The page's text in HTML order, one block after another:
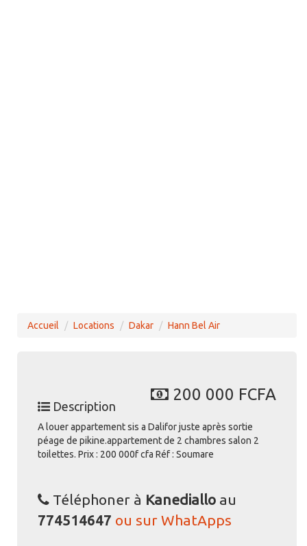
Accueil Locations Dakar Hann Bel Air
200 000 FCFA
Description
A louer appartement sis a Dalifor juste après sortie
péage de pikine.appartement de 2 chambres salon 2
toilettes. Prix : 200 000f cfa Réf : Soumare
Téléphoner à Kanediallo au
774514647 ou sur WhatApps